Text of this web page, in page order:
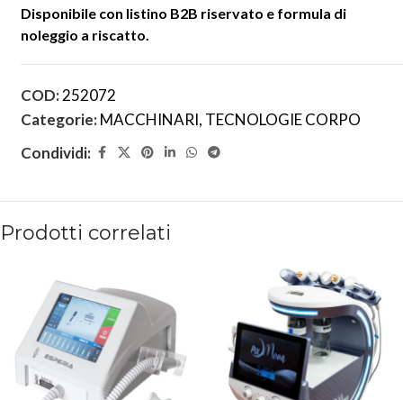
Disponibile con listino B2B riservato e formula di
noleggio a riscatto.
COD:252072
Categorie:MACCHINARI, TECNOLOGIE CORPO
Condividi:
Prodotti correlati